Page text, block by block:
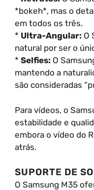
*bokeh*, mas o
em todos os três.
* Ultra-Angular: O
natural por ser o
* Selfies: O
mantendo a
são consideradas
Para vídeos, o
estabilidade e
embora o vídeo do
atrás.
SUPORTE DE
O Samsung M35